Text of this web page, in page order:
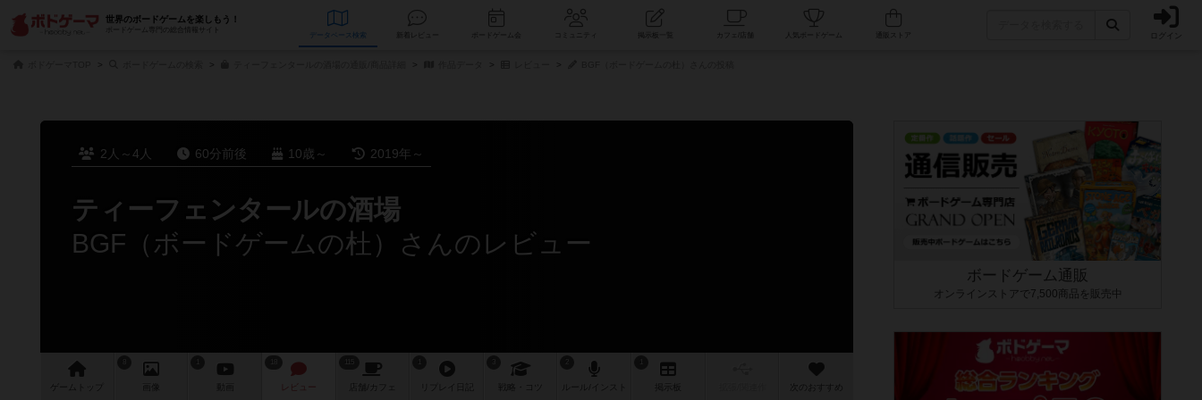
世界のボードゲームを楽しもう！
ボードゲーム専門の総合情報サイト
データベース コミュニティ 人気ボードゲーム ログイン
2人～4人 60分前後 10歳～ 2019年～
ティーフェンタールの酒場
BGF（ボードゲームの杜）さんのレビュー
ゲーム 画像 レビュー 店舗/ カフェ 戦略 次のおすすめ
ボードゲーム通販
オンラインストアで7,500商品を販売中